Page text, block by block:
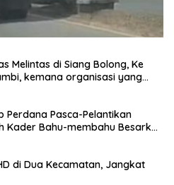
Melintas di Siang Bolong, Ke
kemana organisasi yang
Perdana Pasca-Pelantikan
Kader Bahu-membahu Besarkan
di Dua Kecamatan, Jangkat